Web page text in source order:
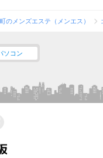
のメンズエステ（メンエス）
ソコン